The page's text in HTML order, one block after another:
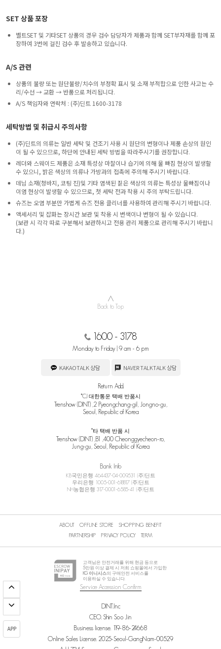
APP
SET 상품 포장
벨트SET 및 기타SET 상품의 경우 검수 담당자가 제품과 함께 SET부자재를 함께 포
장하여 3번에 걸친 검수 후 발송하고 있습니다.
A/S 관련
상품의 불량 또는 원단불량/치수의 부정확 표시 및 소재 부적합으로 인한 사고는 수
리/수선 → 교환 → 반품으로 처리됩니다.
A/S 책임자와 연락처 : (주)딘트 1600-3178
세탁방법 및 취급시 주의사항
(주)딘트의 의류는 일반 세탁 및 건조기 사용 시 원단의 변형이나 제품 손상의 원인
이 될 수 있으므로, 하단에 안내된 세탁 방법을 따라주시기를 권장합니다.
레더와 스웨이드 제품은 소재 특성상 마찰이나 습기에 의해 물 빠짐 현상이 발생할
수 있으니, 밝은 색상의 의류나 가방과의 접촉에 주의해 주시기 바랍니다.
데님 소재(청바지, 코팅 진)및 기타 염색된 짙은 색상의 의류는 특성상 물빠짐이나
이염 현상이 발생할 수 있으므로, 첫 세탁 전과 착용 시 주의 부탁드립니다.
슈즈는 오염 부분만 가볍게 슈즈 전용 클리너를 사용하여 관리해 주시기 바랍니다.
액세서리 및 잡화는 장시간 보관 및 착용 시 변색이나 변형이 될 수 있습니다.
(보관 시 각각 따로 구분해서 보관하시고 전용 관리 제품으로 관리해 주시기 바랍니
다.)
∧
Back to Top
1600 - 3178
Monday to Friday | 9 am - 6 pm
KAKAOTALK 상담 NAVER TALKTALK 상담
Return Add.
*CJ 대한통운 택배 반품시
Trenshow (DINT) ,2 Pyeongchang-gil, Jongno-gu,
Seoul, Republic of Korea
*타 택배 반품 시
Trenshow (DINT) ,B1 ,400 Cheonggyecheon-ro,
Jung-gu, Seoul, Republic of Korea
Bank Info
KB국민은행 464437-04-009531 (주)딘트
우리은행 1005-001-618817 (주)딘트
NH농협은행 317-0001-6585-41 (주)딘트
ABOUT OFFLINE STORE
SHOPPING BENEFIT
PARTNERSHIP
PRIVACY POLICY TERM
고객님은 안전거래를 위해 현금 등으로
5만원 이상 결제 시 저희 쇼핑몰에서 가입한
KG 이니시스의 구매안전 서비스를
이용하실 수 있습니다.
Service Accession Confirm
DINT.Inc
CEO. Shin Soo Jin
Business license. 119-86-24668
Online Sales License. 2025-Seoul-GangNam-00529